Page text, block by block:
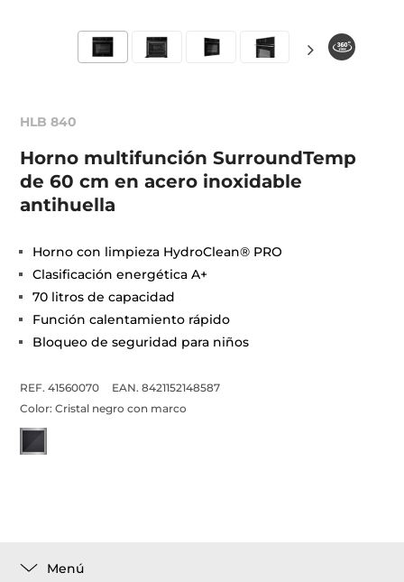
HLB 840
Horno multifunción SurroundTemp
de 60 cm en acero inoxidable
antihuella
Horno con limpieza HydroClean® PRO
Clasificación energética A+
70 litros de capacidad
Función calentamiento rápido
Bloqueo de seguridad para niños
REF. 41560070
EAN. 8421152148587
Color:Cristal negro con marco
Menú